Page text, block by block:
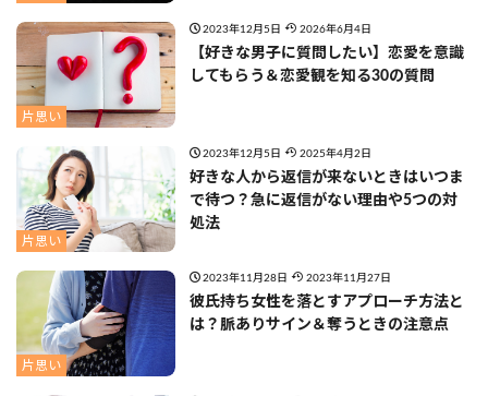
片思い
2023年12月5日 2026年6月4日
【好きな男子に質問したい】恋愛を意識
してもらう＆恋愛観を知る30の質問
片思い
2023年12月5日 2025年4月2日
好きな人から返信が来ないときはいつま
で待つ？急に返信がない理由や5つの対
処法
片思い
2023年11月28日 2023年11月27日
彼氏持ち女性を落とすアプローチ方法と
は？脈ありサイン＆奪うときの注意点